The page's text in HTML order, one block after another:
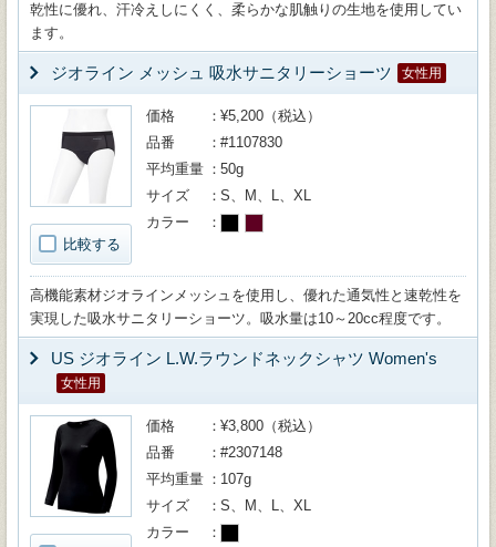
乾性に優れ、汗冷えしにくく、柔らかな肌触りの生地を使用してい
ます。
ジオライン メッシュ 吸水サニタリーショーツ 女性用
比較する
価格
¥5,200（税込）
品番
#1107830
平均重量
50g
サイズ
S、M、L、XL
カラー
高機能素材ジオラインメッシュを使用し、優れた通気性と速乾性を
実現した吸水サニタリーショーツ。吸水量は10～20cc程度です。
US ジオライン L.W.ラウンドネックシャツ Women's
女性用
価格
¥3,800（税込）
品番
#2307148
平均重量
107g
サイズ
S、M、L、XL
カラー